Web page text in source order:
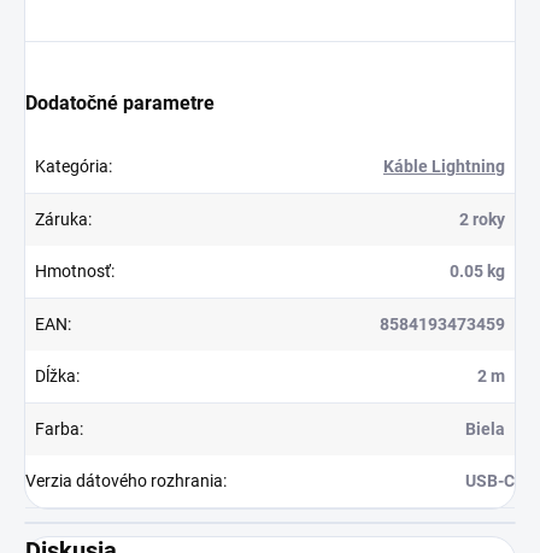
Dodatočné parametre
Kategória: Káble Lightning
Záruka: 2 roky
Hmotnosť: 0.05 kg
EAN: 8584193473459
Dĺžka: 2 m
Farba: Biela
Verzia dátového rozhrania: USB-C